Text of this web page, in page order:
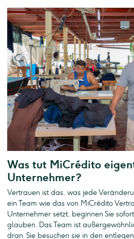
Was tut MiCrédito
Unternehmer?
Vertrauen ist das, was jede
ein Team wie das von MiCrédito
Unternehmer setzt, beginnen Sie
glauben. Das Team ist
dran. Sie besuchen sie in den